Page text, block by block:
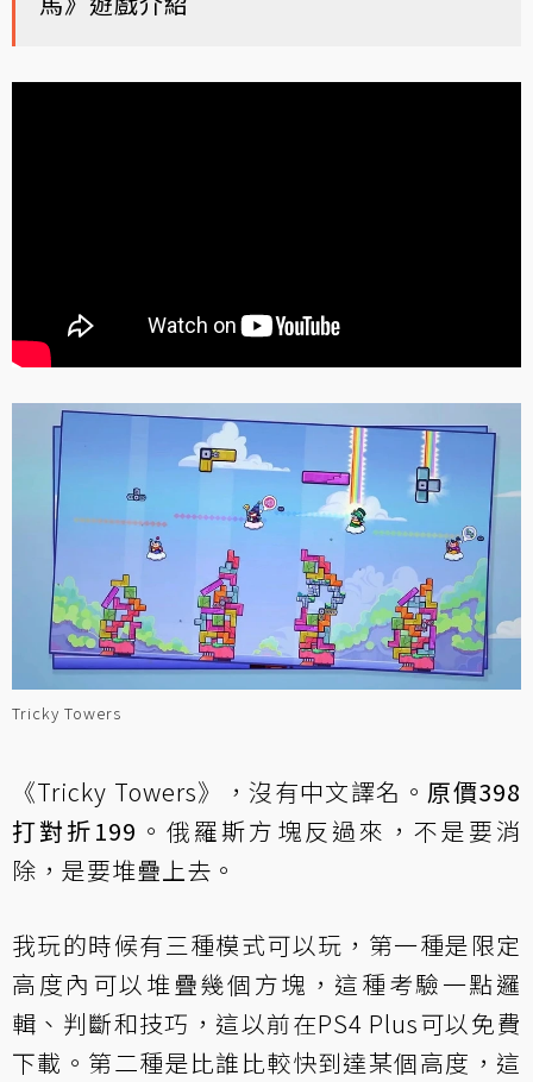
Tricky Towers
《Tricky Towers》，沒有中文譯名。 原價398
打對折199 。俄羅斯方塊反過來，不是要消
除，是要堆疊上去。
我玩的時候有三種模式可以玩，第一種是限定
高度內可以堆疊幾個方塊，這種考驗一點邏
輯、判斷和技巧，這以前在PS4 Plus可以免費
下載。第二種是比誰比較快到達某個高度，這